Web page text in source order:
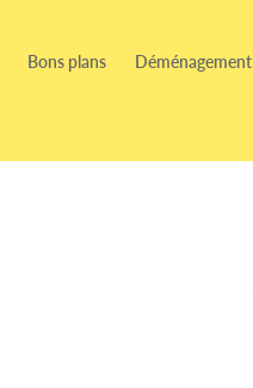
Bons plans Déménagement